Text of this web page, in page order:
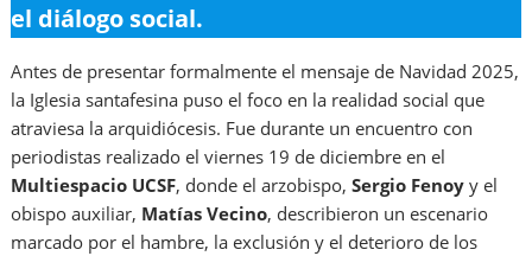
el diálogo social.
Antes de presentar formalmente el mensaje de Navidad 2025,
la Iglesia santafesina puso el foco en la realidad social que
atraviesa la arquidiócesis. Fue durante un encuentro con
periodistas realizado el viernes 19 de diciembre en el
Multiespacio UCSF, donde el arzobispo,Sergio Fenoy y el
obispo auxiliar, Matías Vecino, describieron un escenario
marcado por el hambre, la exclusión y el deterioro de los